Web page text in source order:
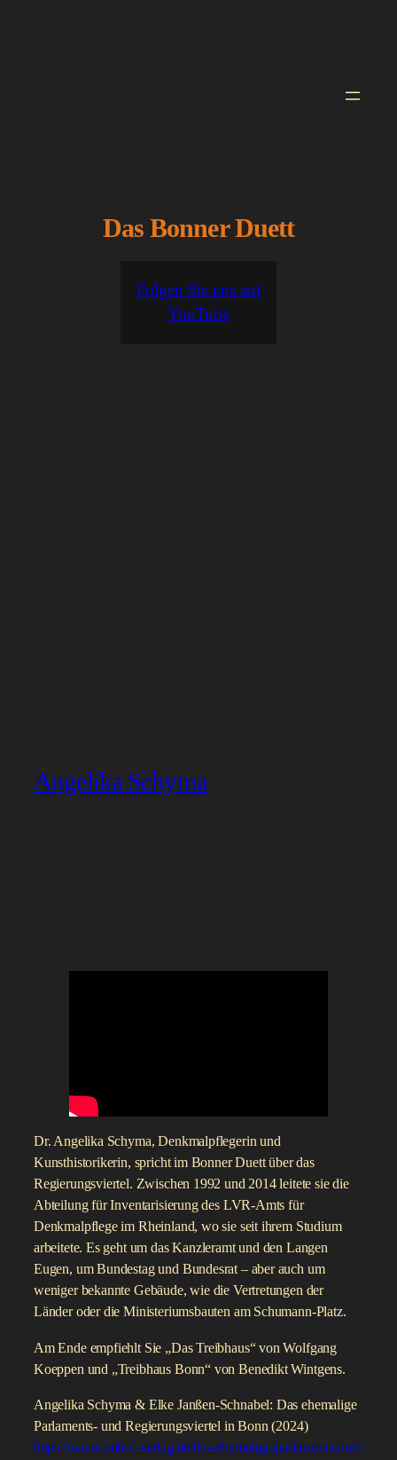
Das Bonner Duett
Folgen Sie uns auf
YouTube
Angelika Schyma
Dr. Angelika Schyma, Denkmalpflegerin und
Kunsthistorikerin, spricht im Bonner Duett über das
Regierungsviertel. Zwischen 1992 und 2014 leitete sie die
Abteilung für Inventarisierung des LVR-Amts für
Denkmalpflege im Rheinland, wo sie seit ihrem Studium
arbeitete. Es geht um das Kanzleramt und den Langen
Eugen, um Bundestag und Bundesrat – aber auch um
weniger bekannte Gebäude, wie die Vertretungen der
Länder oder die Ministeriumsbauten am Schumann-Platz.
Am Ende empfiehlt Sie „Das Treibhaus“ von Wolfgang
Koeppen und „Treibhaus Bonn“ von Benedikt Wintgens.
Angelika Schyma & Elke Janßen-Schnabel: Das ehemalige
Parlaments- und Regierungsviertel in Bonn (2024)
https://www.imhof-verlag.de/das-ehemalige-parlaments-und-